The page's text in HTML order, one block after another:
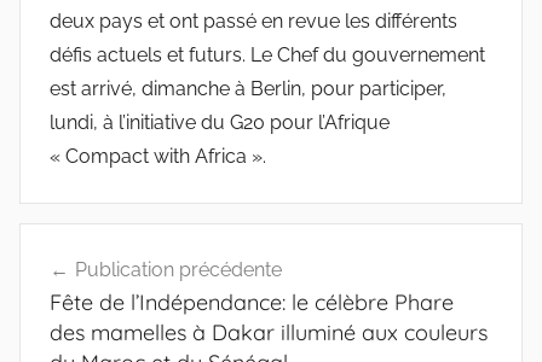
deux pays et ont passé en revue les différents
défis actuels et futurs. Le Chef du gouvernement
est arrivé, dimanche à Berlin, pour participer,
lundi, à l’initiative du G20 pour l’Afrique
« Compact with Africa ».
de
l’article
Publication précédente
Fête de l’Indépendance: le célèbre Phare
des mamelles à Dakar illuminé aux couleurs